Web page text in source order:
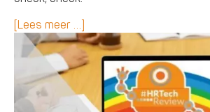
[Lees meer …]